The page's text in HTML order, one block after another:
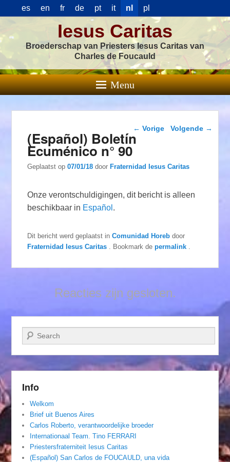
es en fr de pt it nl pl
Iesus Caritas
Broederschap van Priesters Iesus Caritas van
Charles de Foucauld
Menu
Berichtnavigatie
← Vorige Volgende →
(Español) Boletín
Ecuménico n° 90
Geplaatst op07/01/18 doorFraternidad Iesus Caritas
Onze verontschuldigingen, dit bericht is alleen
beschikbaar in Español .
Dit bericht werd geplaatst inComunidad Horeb door
Fraternidad Iesus Caritas
. Bookmark depermalink
Reacties zijn gesloten.
Zoeken
Info
Welkom
Brief uit Buenos Aires
Carlos Roberto, verantwoordelijke broeder
Internationaal Team. Tino FERRARI
Priestersfraterniteit Iesus Caritas
(Español) San Carlos de FOUCAULD, una vida